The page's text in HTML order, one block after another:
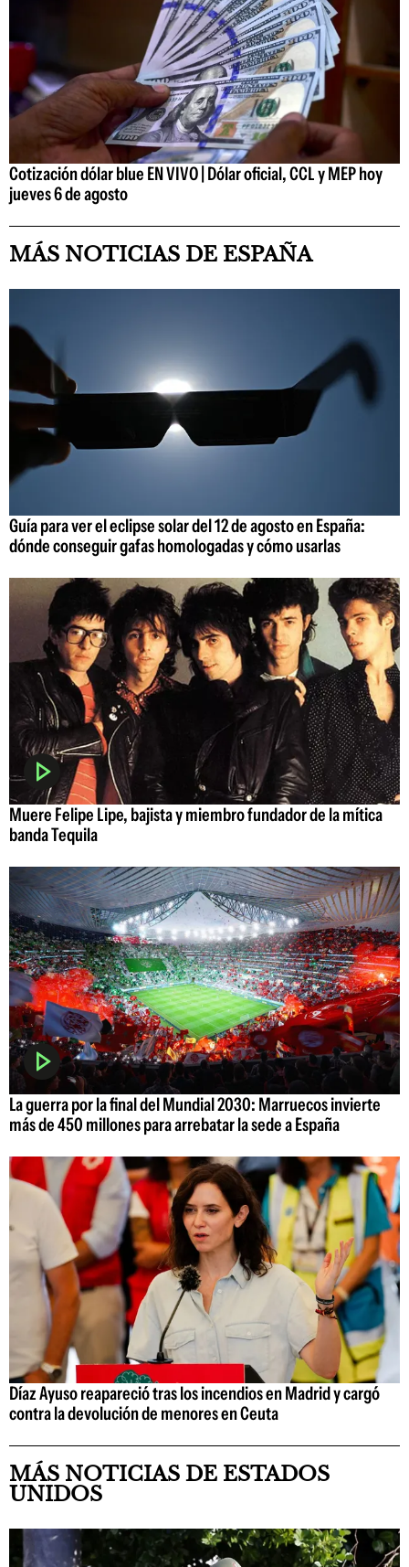
Cotización dólar blue EN VIVO | Dólar oficial, CCL y MEP hoy
jueves 6 de agosto
MÁS NOTICIAS DE ESPAÑA
Guía para ver el eclipse solar del 12 de agosto en España:
dónde conseguir gafas homologadas y cómo usarlas
Muere Felipe Lipe, bajista y miembro fundador de la mítica
banda Tequila
La guerra por la final del Mundial 2030: Marruecos invierte
más de 450 millones para arrebatar la sede a España
Díaz Ayuso reapareció tras los incendios en Madrid y cargó
contra la devolución de menores en Ceuta
MÁS NOTICIAS DE ESTADOS
UNIDOS